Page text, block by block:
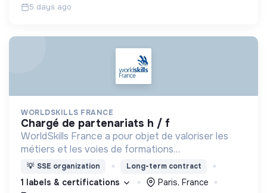
5 days ago
WORLDSKILLS FRANCE
chargé de partenariats h / f
WorldSkills France a pour objet de valoriser les
métiers et les voies de formations
professionnelles d'environs 65 métiers (en
majorité manuels), à travers des compétitions
Worldskills.
💡 SSE organization Long-term contract
1 labels & certifications
Paris, France